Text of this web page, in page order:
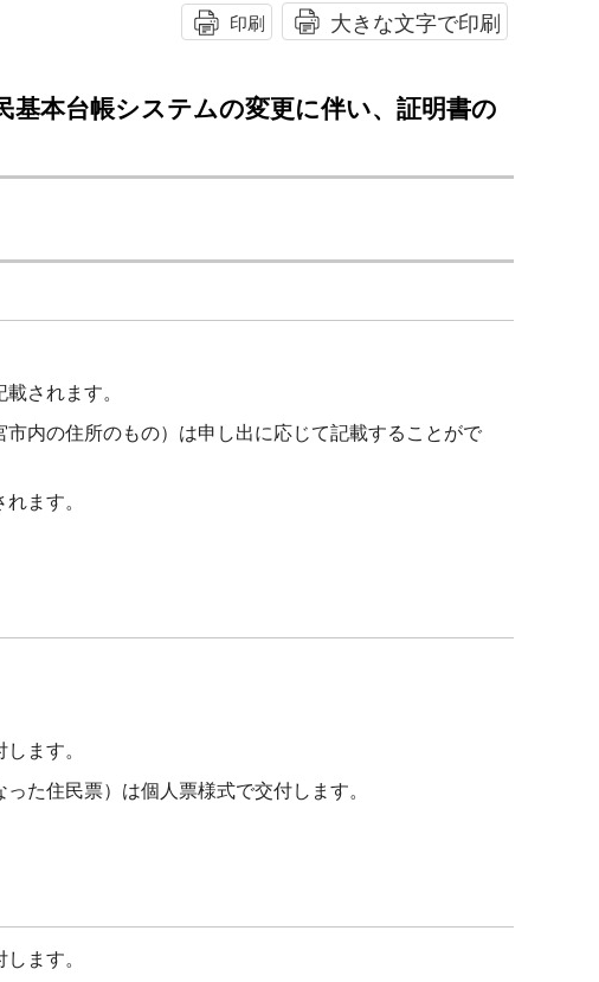
印刷 大きな文字で印刷
本台帳システムの変更に伴い、証明書の
されます。
内の住所のもの）は申し出に応じて記載することがで
ます。
ます。
た住民票）は個人票様式で交付します。
ます。